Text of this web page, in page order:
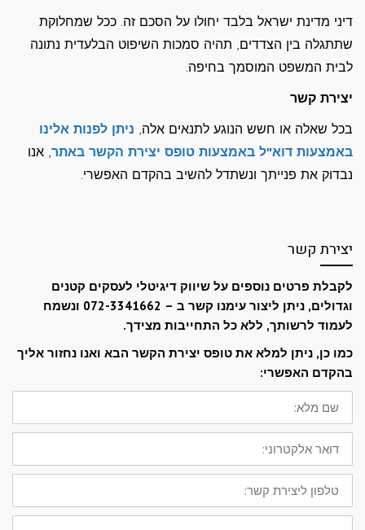
דיני מדינת ישראל בלבד יחולו על הסכם זה. ככל שמחלוקת
שתתגלה בין הצדדים, תהיה סמכות השיפוט הבלעדית נתונה
לבית המשפט המוסמך בחיפה.
יצירת קשר
בכל שאלה או חשש הנוגע לתנאים אלה, ניתן לפנות אלינו
באמצעות דוא"ל באמצעות טופס יצירת הקשר באתר, אנו
נבדוק את פנייתך ונשתדל להשיב בהקדם האפשרי.
יצירת קשר
לקבלת פרטים נוספים על שיווק דיגיטלי לעסקים קטנים
וגדולים, ניתן ליצור עימנו קשר ב – 072-3341662 ונשמח
לעמוד לרשותך, ללא כל התחייבות מצידך.
כמו כן, ניתן למלא את טופס יצירת הקשר הבא ואנו נחזור אליך
בהקדם האפשרי:
שם
מלא:
דואר
אלקטרוני:
טלפון
ליצירת
קשר:
ההודעה